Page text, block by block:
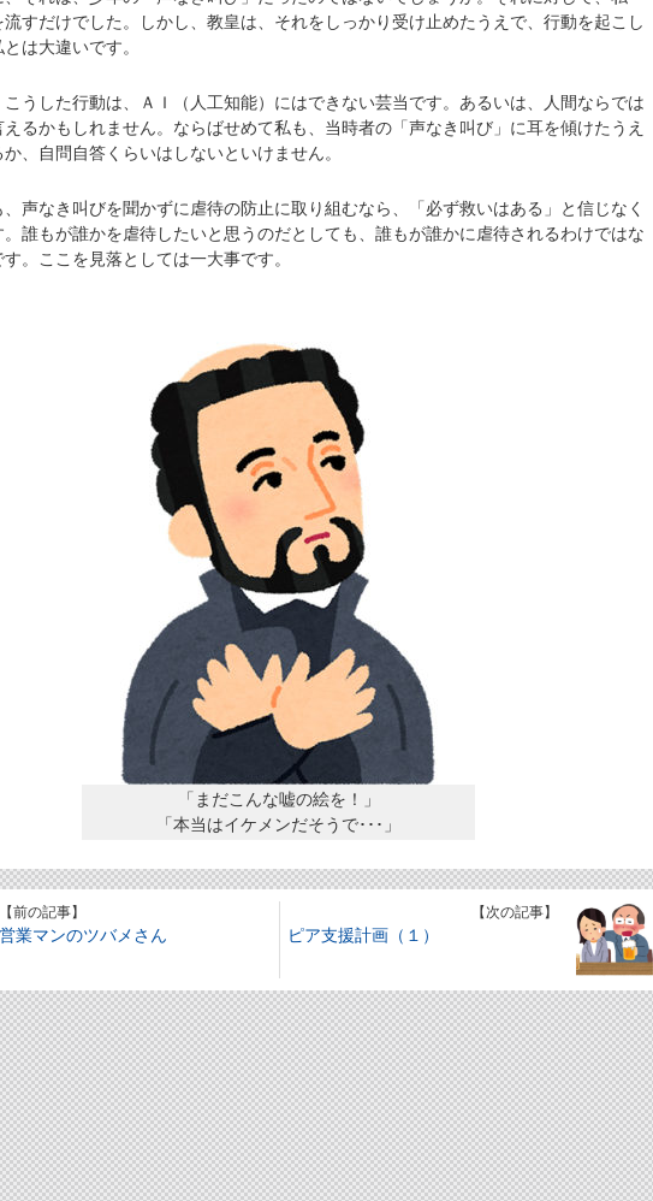
流すだけでした。しかし、教皇は、それをしっかり受け止めたうえで、行動を起こし
は大違いです。
うした行動は、ＡＩ（人工知能）にはできない芸当です。あるいは、人間ならでは
るかもしれません。ならばせめて私も、当時者の「声なき叫び」に耳を傾けたうえ
、自問自答くらいはしないといけません。
声なき叫びを聞かずに虐待の防止に取り組むなら、「必ず救いはある」と信じなく
。誰もが誰かを虐待したいと思うのだとしても、誰もが誰かに虐待されるわけではな
。ここを見落としては一大事です。
「まだこんな嘘の絵を！」
「本当はイケメンだそうで･･･」
【前の記事】
営業マンのツバメさん
【次の記事】
ピア支援計画（１）